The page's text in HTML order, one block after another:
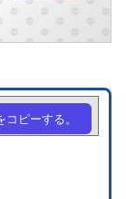
ピーする。